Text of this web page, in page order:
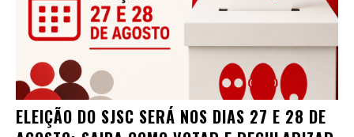
ELEIÇÃO DO SJSC SERÁ NOS DIAS 27 E 28 DE